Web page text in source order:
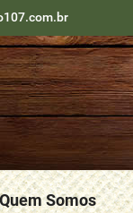
Quem Somos